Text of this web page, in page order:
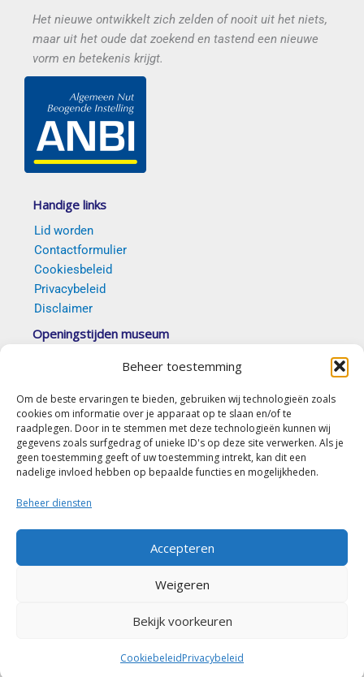
Beheer toestemming
Om de beste ervaringen te bieden, gebruiken wij technologieën zoals
cookies om informatie over je apparaat op te slaan en/of te
raadplegen. Door in te stemmen met deze technologieën kunnen wij
gegevens zoals surfgedrag of unieke ID's op deze site verwerken. Als je
geen toestemming geeft of uw toestemming intrekt, kan dit een
nadelige invloed hebben op bepaalde functies en mogelijkheden.
Beheer diensten
Accepteren
Weigeren
Bekijk voorkeuren
CookiebeleidPrivacybeleid
Het nieuwe ontwikkelt zich zelden of nooit uit het niets,
maar uit het oude dat zoekend en tastend een nieuwe
vorm en betekenis krijgt.
Handige links
Lid worden
Contactformulier
Cookiesbeleid
Privacybeleid
Disclaimer
Openingstijden museum
derde zondag van de maand tussen 14.00 en 16.30
(c) Stichting Erfgoed Goirle “De Vyer Heertganghen”
Contact
5051 PD Goirle
secretariaat@erfgoedgoirle.nl
(+31) (0)13-5348972
(do en zat van 09.00 tot 12.00 uur)